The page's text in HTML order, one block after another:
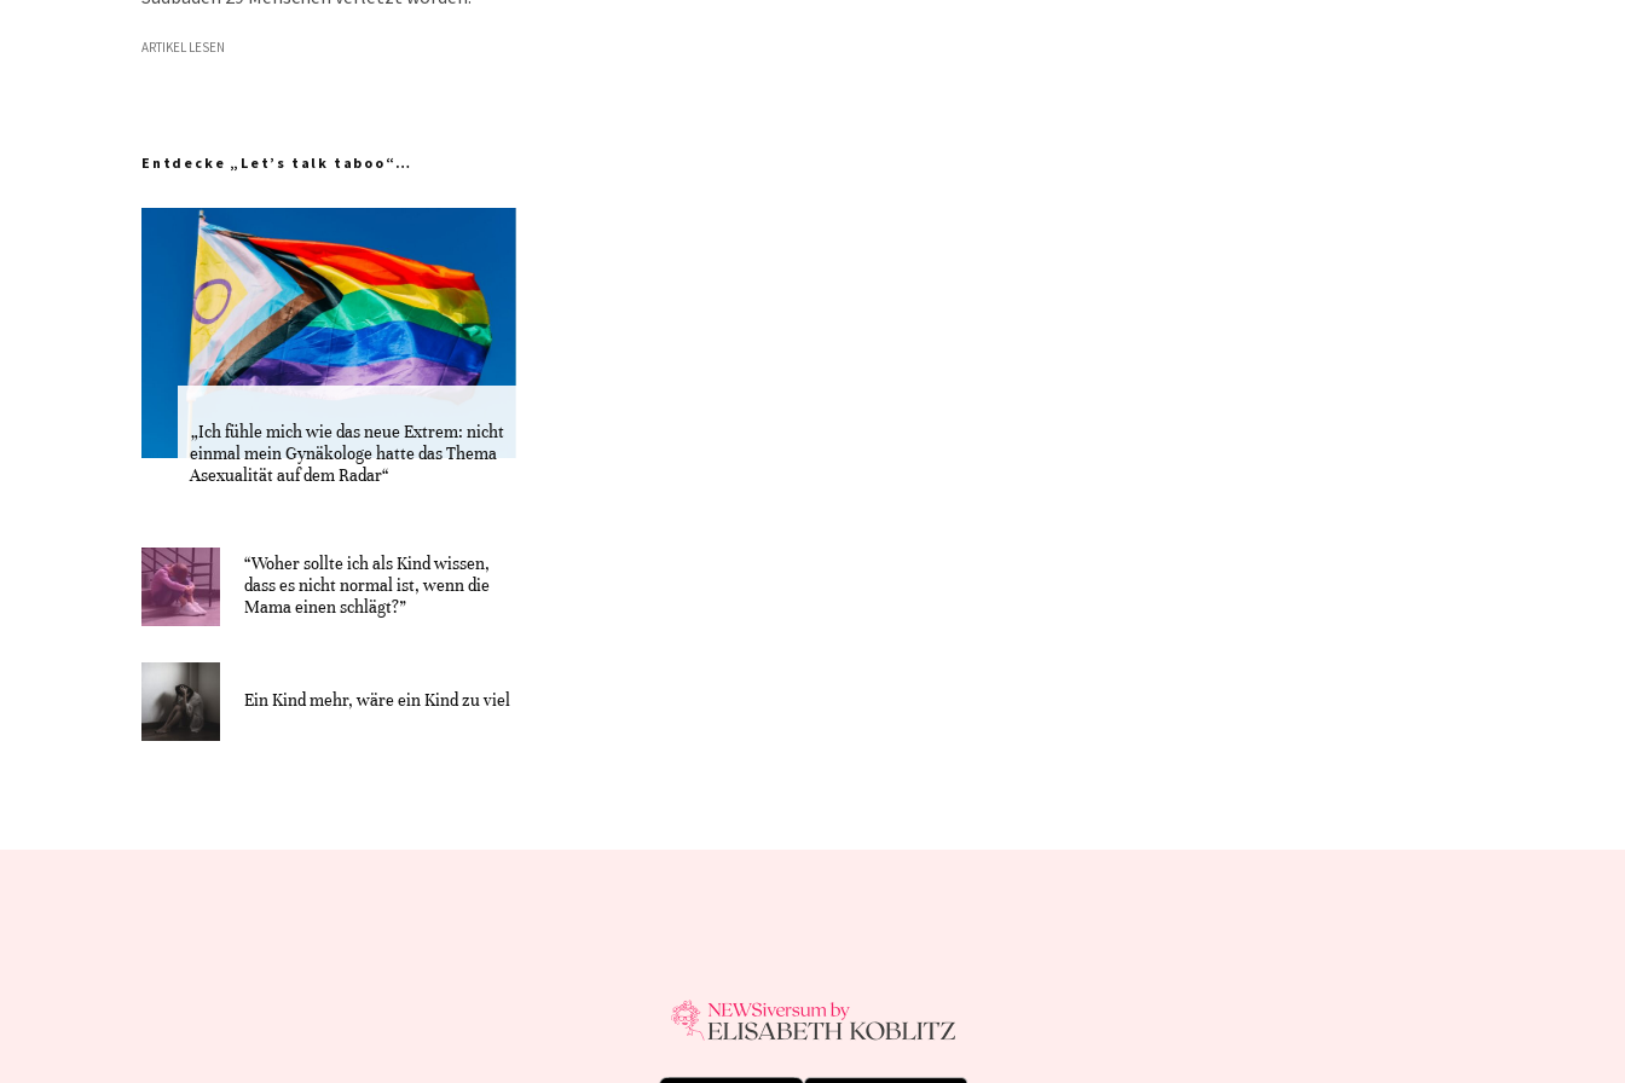
ARTIKEL LESEN
Entdecke „Let’s talk taboo“…
„Ich fühle mich wie das neue Extrem: nicht
einmal mein Gynäkologe hatte das Thema
Asexualität auf dem Radar“
“Woher sollte ich als Kind wissen,
dass es nicht normal ist, wenn die
Mama einen schlägt?”
Ein Kind mehr, wäre ein Kind zu viel